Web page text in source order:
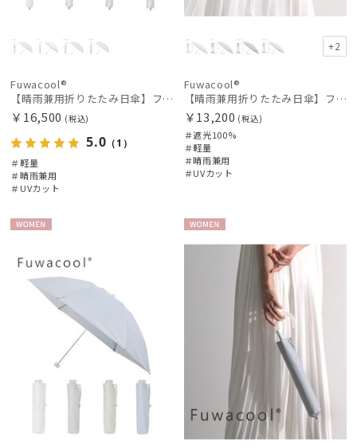
件
Fuwacool®
【晴雨兼用折りたたみ日傘】フワクール®ホワイト（Fuwacool® White）バイカラー 1級遮光 遮熱 UV99%以上
￥16,500 (税込)
5.0 （1）
＃軽量
＃晴雨兼用
＃UVカット
+2
Fuwacool®
【晴雨兼用折りたたみ日傘】フワクール®ホワイト（Fuwacool® White）チューブスタイル 遮光100 UV100
￥13,200 (税込)
＃遮光100%
＃軽量
＃晴雨兼用
＃UVカット
N